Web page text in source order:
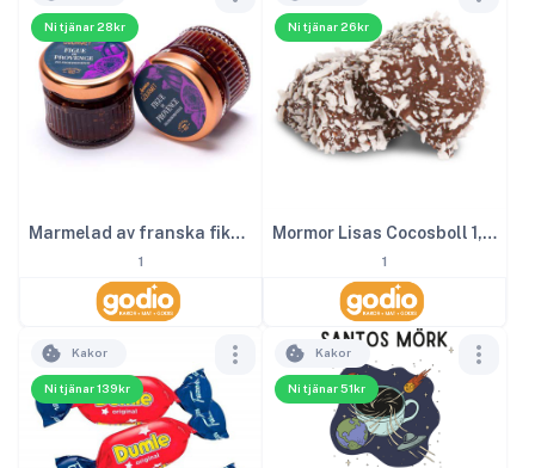
Ni tjänar 28kr
Marmelad av franska fikon 28 g
1
Ni tjänar 26kr
Mormor Lisas Cocosboll 1,6kg
1
Ni tjänar 139kr
Kakor
Ni tjänar 51kr
Kakor